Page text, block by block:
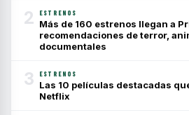
2 ESTRENOS
Más de 160 estrenos llegan a
recomendaciones de terror,
documentales
3 ESTRENOS
Las 10 películas destacadas
Netflix